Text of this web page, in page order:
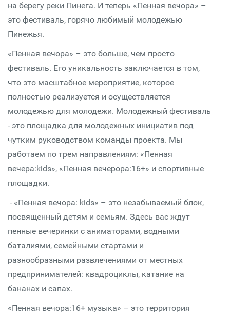
на берегу реки Пинега. И теперь «Пенная вечора» –
это фестиваль, горячо любимый молодежью
Пинежья.
«Пенная вечора» – это больше, чем просто
фестиваль. Его уникальность заключается в том,
что это масштабное мероприятие, которое
полностью реализуется и осуществляется
молодежью для молодежи. Молодежный фестиваль
- это площадка для молодежных инициатив под
чутким руководством команды проекта. Мы
работаем по трем направлениям: «Пенная
вечера:kids», «Пенная вечерора:16+» и спортивные
площадки.
- «Пенная вечора: kids» – это незабываемый блок,
посвященный детям и семьям. Здесь вас ждут
пенные вечеринки с аниматорами, водными
баталиями, семейными стартами и
разнообразными развлечениями от местных
предпринимателей: квадроциклы, катание на
бананах и сапах.
«Пенная вечора:16+ музыка» – это территория